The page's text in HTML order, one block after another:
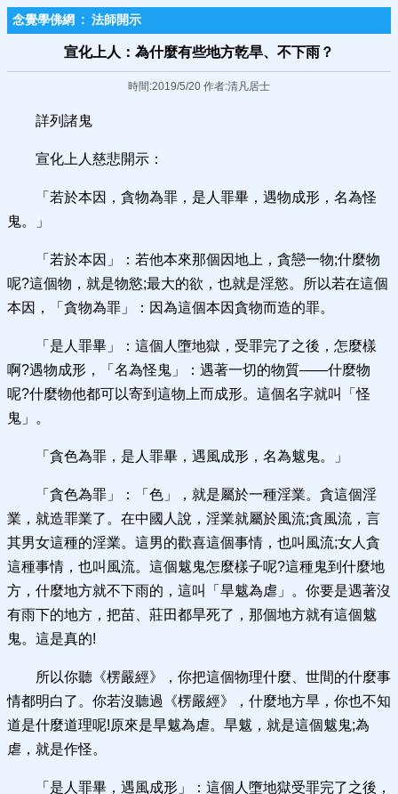
念覺學佛網 : 法師開示
宣化上人：為什麼有些地方乾旱、不下雨？
時間:2019/5/20 作者:清凡居士
詳列諸鬼
宣化上人慈悲開示：
「若於本因，貪物為罪，是人罪畢，遇物成形，名為怪
鬼。」
「若於本因」：若他本來那個因地上，貪戀一物;什麼物
呢?這個物，就是物慾;最大的欲，也就是淫慾。所以若在這個
本因，「貪物為罪」：因為這個本因貪物而造的罪。
「是人罪畢」：這個人墮地獄，受罪完了之後，怎麼樣
啊?遇物成形，「名為怪鬼」：遇著一切的物質——什麼物
呢?什麼物他都可以寄到這物上而成形。這個名字就叫「怪
鬼」。
「貪色為罪，是人罪畢，遇風成形，名為魃鬼。」
「貪色為罪」：「色」，就是屬於一種淫業。貪這個淫
業，就造罪業了。在中國人說，淫業就屬於風流;貪風流，言
其男女這種的淫業。這男的歡喜這個事情，也叫風流;女人貪
這種事情，也叫風流。這個魃鬼怎麼樣子呢?這種鬼到什麼地
方，什麼地方就不下雨的，這叫「旱魃為虐」。你要是遇著沒
有雨下的地方，把苗、莊田都旱死了，那個地方就有這個魃
鬼。這是真的!
所以你聽《楞嚴經》，你把這個物理什麼、世間的什麼事
情都明白了。你若沒聽過《楞嚴經》，什麼地方旱，你也不知
道是什麼道理呢!原來是旱魃為虐。旱魃，就是這個魃鬼;為
虐，就是作怪。
「是人罪畢，遇風成形」：這個人墮地獄受罪完了之後，